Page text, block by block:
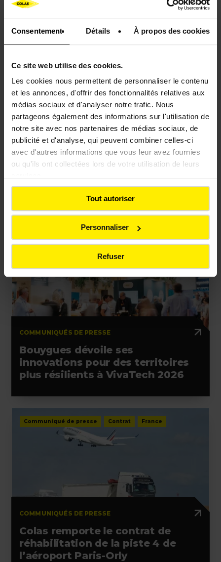
Consentement Détails À propos des cookies
Ce site web utilise des cookies.
Les cookies nous permettent de personnaliser le contenu
et les annonces, d'offrir des fonctionnalités relatives aux
médias sociaux et d'analyser notre trafic. Nous
partageons également des informations sur l'utilisation de
notre site avec nos partenaires de médias sociaux, de
publicité et d'analyse, qui peuvent combiner celles-ci
avec d'autres informations que vous leur avez fournies
ou qu'ils ont collectées lors de votre utilisation de leurs
Tout autoriser
Personnaliser
Refuser
Découvrez nos derniers communiqués
COMMUNIQUÉS DE PRESSE
Colas remporte un nouveau
contrat ferroviaire au Chili
Communiqué de presse Evènement France
COMMUNIQUÉS DE PRESSE
Bouygues dévoile ses
innovations pour des territoires
plus résilients à VivaTech 2026
Communiqué de presse Contrat France
COMMUNIQUÉS DE PRESSE
Colas remporte le contrat de
réhabilitation de la piste 4 de
l’aéroport Paris-Orly